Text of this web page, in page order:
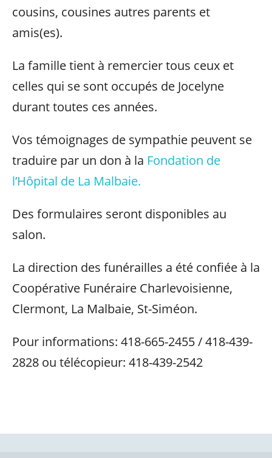
cousins, cousines autres parents et
amis(es).
La famille tient à remercier tous ceux et
celles qui se sont occupés de Jocelyne
durant toutes ces années.
Vos témoignages de sympathie peuvent se
traduire par un don à la Fondation de
l’Hôpital de La Malbaie.
Des formulaires seront disponibles au
salon.
La direction des funérailles a été confiée à la
Coopérative Funéraire Charlevoisienne,
Clermont, La Malbaie, St-Siméon.
Pour informations: 418-665-2455 / 418-439-
2828 ou télécopieur: 418-439-2542